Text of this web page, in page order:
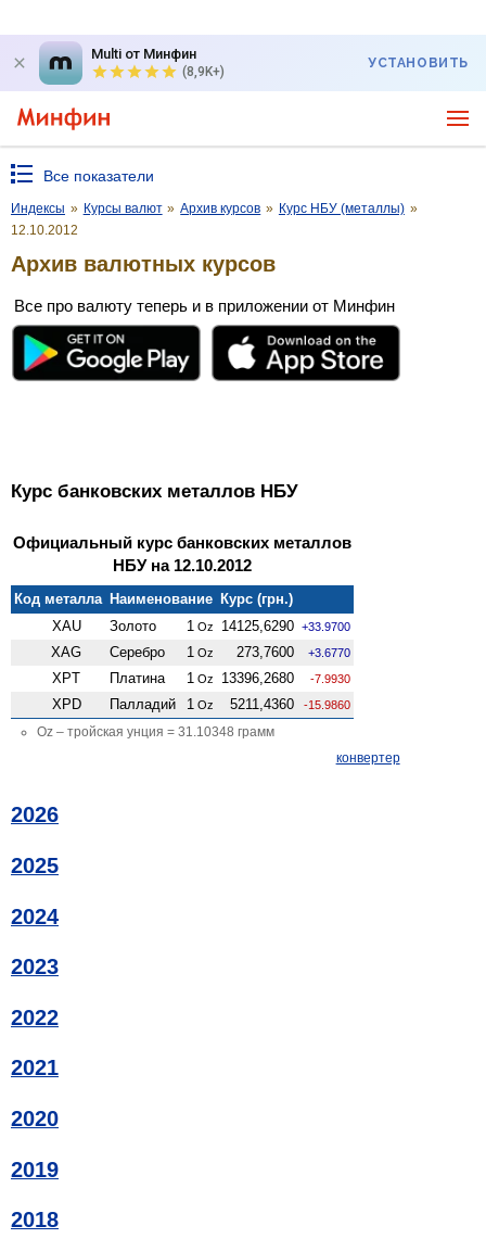
Multi от Минфин
(8,9K+)
УСТАНОВИТЬ
Все показатели
Индексы » Курсы валют » Архив курсов » Курс НБУ (металлы) »
12.10.2012
Архив валютных курсов
Все про валюту теперь и в приложении от Минфин
Курс банковских металлов НБУ
Официальный курс банковских металлов
НБУ на 12.10.2012
Код металла Наименование Курс (грн.)
XAU
Золото 1 Oz 14125,6290 +33.9700
XAG Серебро 1 Oz 273,7600 +3.6770
XPT Платина 1 Oz 13396,2680 -7.9930
XPD Палладий 1 Oz 5211,4360 -15.9860
Oz – тройская унция = 31.10348 грамм
конвертер
2026
2025
2024
2023
2022
2021
2020
2019
2018